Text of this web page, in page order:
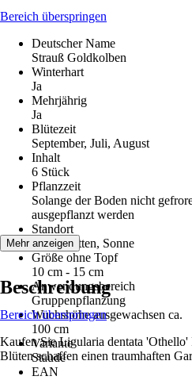
Bereich überspringen
Deutscher Name
Strauß Goldkolben
Winterhart
Ja
Mehrjährig
Ja
Blütezeit
September, Juli, August
Inhalt
6 Stück
Pflanzzeit
Solange der Boden nicht
ausgepflanzt werden
Standort
Halbschatten, Sonne
Größe ohne Topf
10 cm - 15 cm
Anwendungsbereich
Gruppenpflanzung
Wuchshöhe ausgewachsen ca.
100 cm
Variante
Staude
EAN
Mehr anzeigen
Beschreibung
Bereich überspringen
Kaufen Sie Ligularia dentata
Blüten schaffen einen traumhaften